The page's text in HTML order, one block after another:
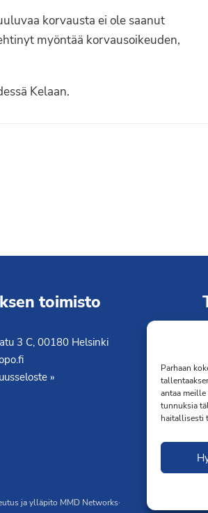
Parhaan
antaa
tunnuksia
haitallisesti
korvausta ei ole saanut
myöntää korvausoikeuden,
Kelaan.
toimisto
3 C, 00180 Helsinki
»
ja ylläpito MMD Networks·